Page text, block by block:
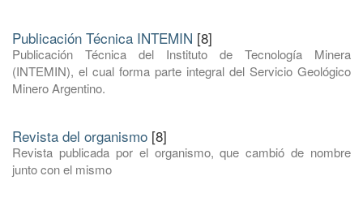
Publicación Técnica INTEMIN [8]
Publicación Técnica del Instituto de Tecnología Minera
(INTEMIN), el cual forma parte integral del Servicio Geológico
Minero Argentino.
Revista del organismo [8]
Revista publicada por el organismo, que cambió de nombre
junto con el mismo